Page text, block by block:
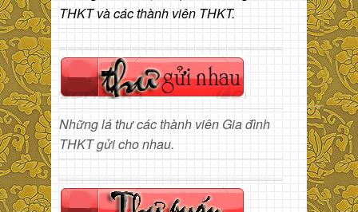
THKT và các thành viên THKT.
Những lá thư các thành viên Gia đình
THKT gửi cho nhau.